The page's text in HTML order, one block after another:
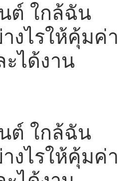
ต์ ใกล้ฉัน
งไรให้คุ้มค่า
ได้งาน
ต์ ใกล้ฉัน
งไรให้คุ้มค่า